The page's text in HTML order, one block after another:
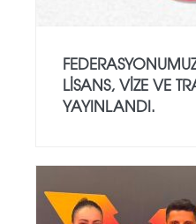
LISANS, VIZE VE
YAYINLANDI.